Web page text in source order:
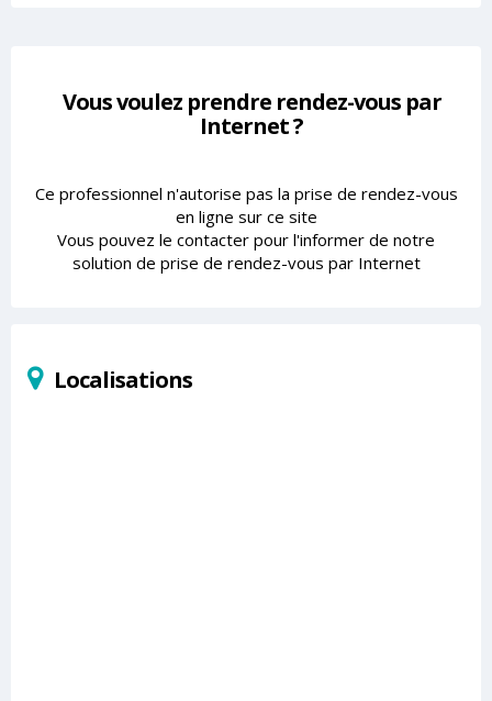
Vous voulez prendre rendez-vous par
Internet ?
Ce professionnel n'autorise pas la prise de rendez-vous
en ligne sur ce site
Vous pouvez le contacter pour l'informer de notre
solution de prise de rendez-vous par Internet
Localisations